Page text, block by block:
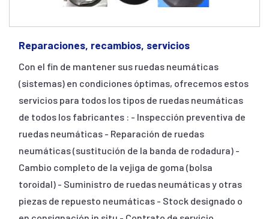
Reparaciones, recambios, servicios
Con el fin de mantener sus ruedas neumáticas
(sistemas) en condiciones óptimas, ofrecemos estos
servicios para todos los tipos de ruedas neumáticas
de todos los fabricantes : - Inspección preventiva de
ruedas neumáticas - Reparación de ruedas
neumáticas (sustitución de la banda de rodadura) -
Cambio completo de la vejiga de goma (bolsa
toroidal) - Suministro de ruedas neumáticas y otras
piezas de repuesto neumáticas - Stock designado o